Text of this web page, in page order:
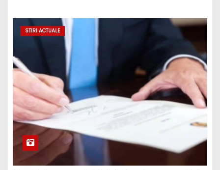
STIRI ACTUALE